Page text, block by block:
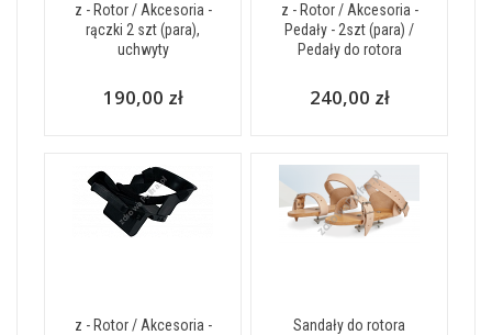
z - Rotor / Akcesoria -
rączki 2 szt (para),
uchwyty
190,00 zł
z - Rotor / Akcesoria -
Pedały - 2szt (para) /
Pedały do rotora
240,00 zł
z - Rotor / Akcesoria -
Sandały do rotora